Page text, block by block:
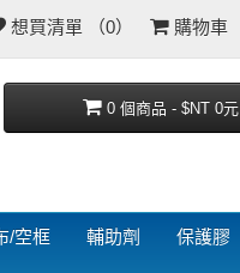
想買清單 （0） 購物車
0 個商品 - $NT 0元
/空框 輔助劑 保護膠